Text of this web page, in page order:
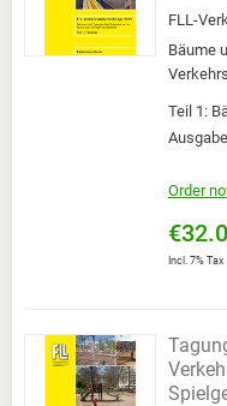
FLL-
Bäume
Teil 1:
Order
Incl. 7% Tax